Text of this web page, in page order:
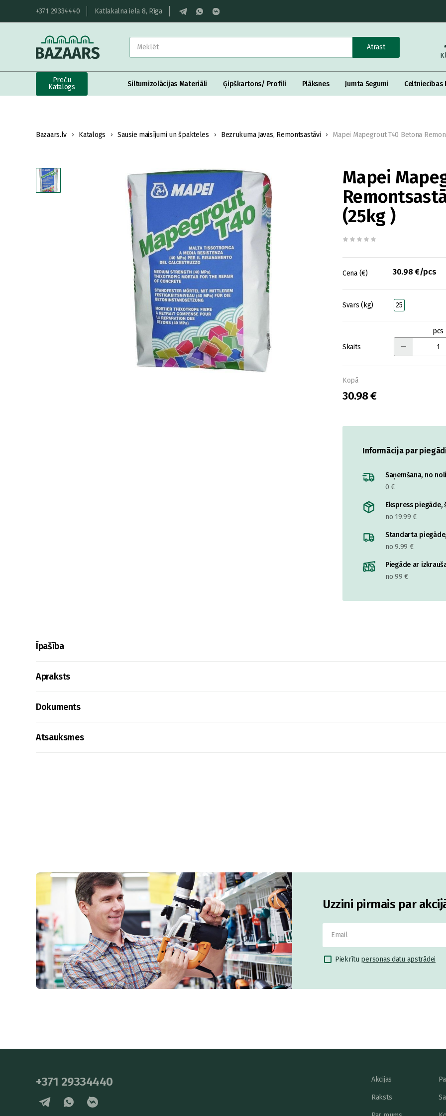
+371 29334440 Katlakalna iela 8, Rīga
Atrast
Preču
Katalogs
Siltumizolācijas Materiāli Ģipškartons/ Profili Plāksnes Jumta Segumi Celtniecības
Bazaars.lv Katalogs Sausie maisījumi un špakteles Bezrukuma Javas, Remontsastāvi Mapei Mapegrout T40 Betona
Mapei
(25kg )
Cena (€) 30.98 €/pcs
Svars (kg) 25
Skaits
pcs
Kopā
30.98 €
Informācija par
Saņemšana, no
0 €
Ekspress
no 19.99 €
Standarta
no 9.99 €
Piegāde ar
no 99 €
Īpašība
Apraksts
Dokuments
Atsauksmes
Uzzini pirmais par
Piekrītu personas datu apstrādei
+371 29334440 Akcijas
Raksts